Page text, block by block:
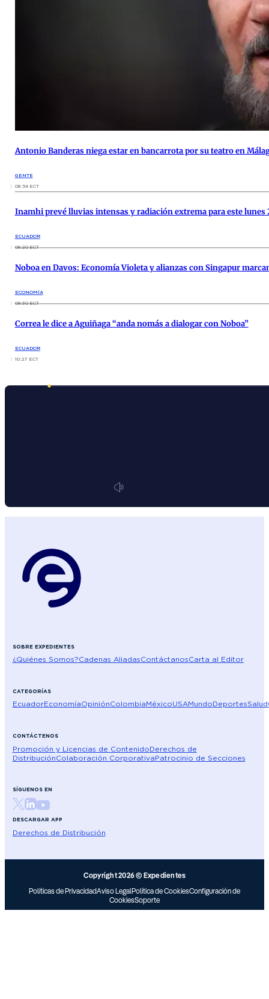
Antonio Banderas niega estar en bancarrota por su teatro en
GENTE
08:54 ECT
Inamhi prevé lluvias intensas y radiación extrema para este lunes
ECUADOR
06:20 ECT
Noboa en Davos: Economía Violeta y alianzas con Singapur
ECONOMÍA
09:30 ECT
Correa le dice a Aguiñaga “anda nomás a dialogar con Noboa”
ECUADOR
10:27 ECT
SOBRE EXPEDIENTES
¿Quiénes Somos?Cadenas AliadasContáctanosCarta al Editor
CATEGORÍAS
EcuadorEconomíaOpiniónColombiaMéxicoUSAMundoDeportesSalud
CONTÁCTENOS
Promoción y Licencias de ContenidoDerechos de
DistribuciónColaboración CorporativaPatrocinio de Secciones
SÍGUENOS EN
DESCARGAR APP
Derechos de Distribución
Copyright 2026 © Expedientes
Políticas de PrivacidadAviso LegalPolítica de CookiesConfiguración de
CookiesSoporte